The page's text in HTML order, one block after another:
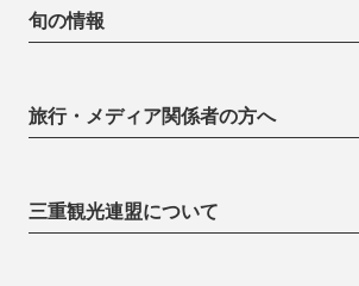
旬の情報
旅行・メディア関係者の方へ
三重観光連盟について